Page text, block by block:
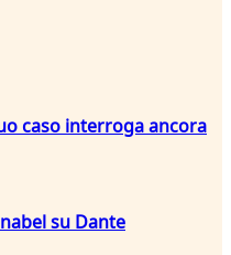
caso interroga ancora
su Dante